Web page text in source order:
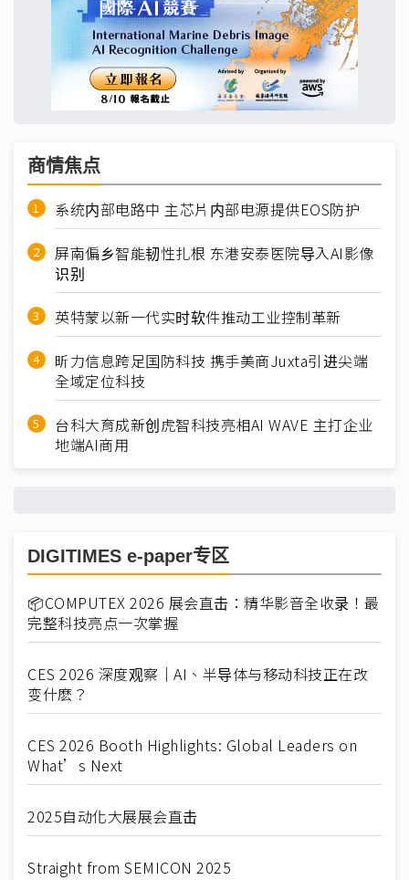
商情焦点
系统内部电路中 主芯片内部电源提供EOS防护
屏南偏乡智能韧性扎根 东港安泰医院导入AI影像
识别
英特蒙以新一代实时软件推动工业控制革新
昕力信息跨足国防科技 携手美商Juxta引进尖端
全域定位科技
台科大育成新创虎智科技亮相AI WAVE 主打企业
地端AI商用
DIGITIMES e-paper专区
📦COMPUTEX 2026 展会直击：精华影音全收录！最
完整科技亮点一次掌握
CES 2026 深度观察｜AI、半导体与移动科技正在改
变什麽？
CES 2026 Booth Highlights: Global Leaders on
What’s Next
2025自动化大展展会直击
Straight from SEMICON 2025